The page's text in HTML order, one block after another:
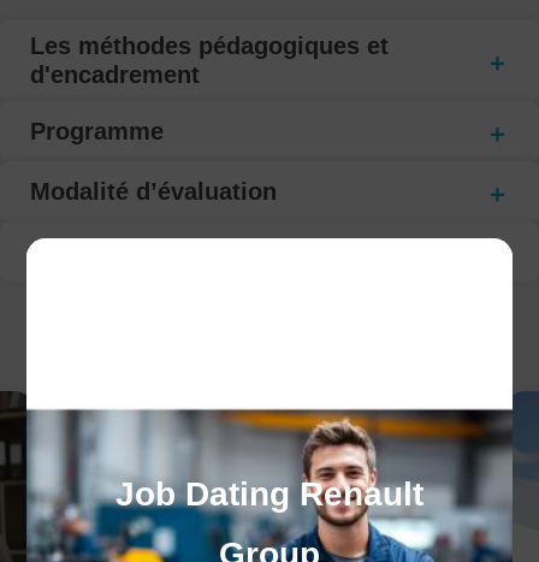
Job Dating Renault
Group
Les méthodes pédagogiques et
d'encadrement
Programme
Modalité d’évaluation
Suivi de la formation